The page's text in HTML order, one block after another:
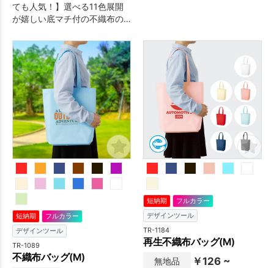
ても人気！】選べる11色展開
が嬉しい底マチ付の不織布の
もゆとりを持って入れられる
ので、展示会などの配り物ト
ートやアパレル用ショッパー
など幅広い場面で活躍してい
ます。
短納期
フルカラー
デザインツール
TR-1089
不織布バッグ(M)
短納期
フルカラー
デザインツール
TR-1184
再生不織布バッグ(M)
無地品 ￥126 ~